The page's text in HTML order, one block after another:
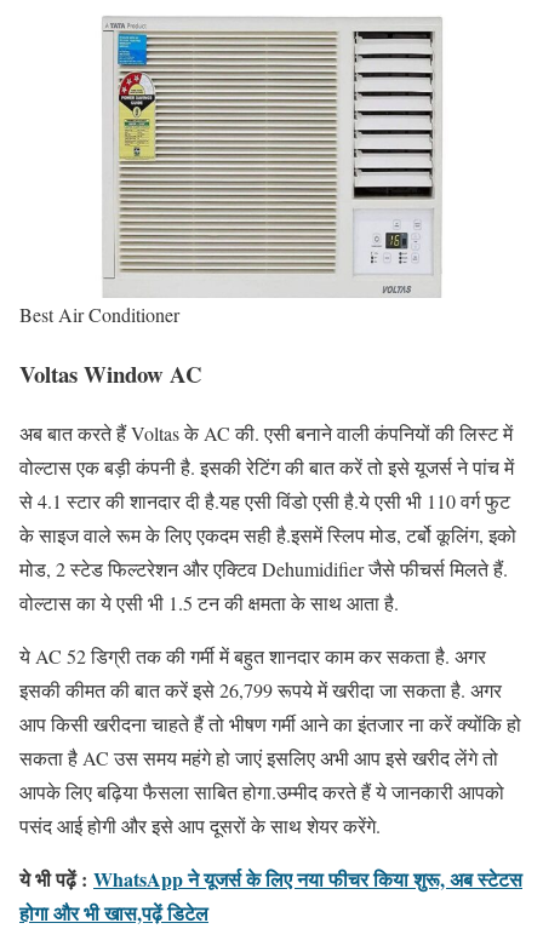
Best Air Conditioner
Voltas Window AC
अब बात करते हैं Voltas के AC की. एसी बनाने वाली कंपनियों की लिस्ट में
वोल्टास एक बड़ी कंपनी है. इसकी रेटिंग की बात करें तो इसे यूजर्स ने पांच में
से 4.1 स्टार की शानदार दी है.यह एसी विंडो एसी है.ये एसी भी 110 वर्ग फुट
के साइज वाले रूम के लिए एकदम सही है.इसमें स्लिप मोड, टर्बो कूलिंग, इको
मोड, 2 स्टेड फिल्टरेशन और एक्टिव Dehumidifier जैसे फीचर्स मिलते हैं.
वोल्टास का ये एसी भी 1.5 टन की क्षमता के साथ आता है.
ये AC 52 डिग्री तक की गर्मी में बहुत शानदार काम कर सकता है. अगर
इसकी कीमत की बात करें इसे 26,799 रूपये में खरीदा जा सकता है. अगर
आप किसी खरीदना चाहते हैं तो भीषण गर्मी आने का इंतजार ना करें क्योंकि हो
सकता है AC उस समय महंगे हो जाएं इसलिए अभी आप इसे खरीद लेंगे तो
आपके लिए बढ़िया फैसला साबित होगा.उम्मीद करते हैं ये जानकारी आपको
पसंद आई होगी और इसे आप दूसरों के साथ शेयर करेंगे.
ये भी पढ़ें : WhatsApp ने यूजर्स के लिए नया फीचर किया शुरू, अब स्टेटस
होगा और भी खास,पढ़ें डिटेल